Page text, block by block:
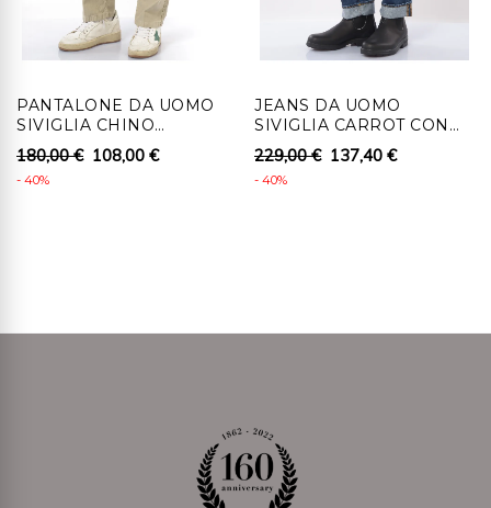
srl , senza indebito ritardo, entro 14 giorni lavorativi
dall'autorizzazione al recesso.
diritto di recesso, saranno rimborsati i pagamenti
eccezione dei costi supplementari derivanti dalla
mezzo di pagamento scelto. Il rimborso può essere
sospeso fino al ricevimento dei beni oppure fino
allíavvenuta dimostrazione da parte del cliente di aver
PANTALONE DA UOMO
SIVIGLIA CHINO
TAPERED FIT CON
TASCHE
180,00 € 108,00 €
- 40%
JEANS DA UOMO
SIVIGLIA CARROT CON
ROTTURE
229,00 € 137,40 €
- 40%